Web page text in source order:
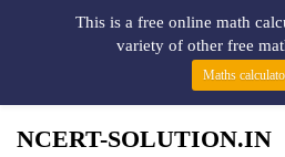
NCERT-SOLUTION.IN
This is a free online math
variety of other free
Maths